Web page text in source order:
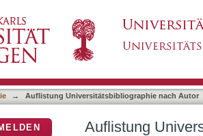
→ Auflistung Universitätsbibliographie nach Autor
Auflistung